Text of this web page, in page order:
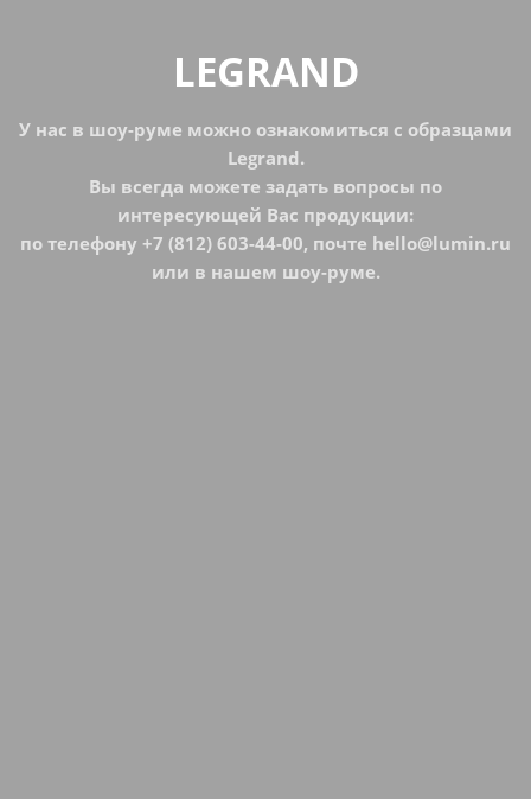
LEGRAND
У нас в шоу-руме можно ознакомиться с образцами
Legrand.
Вы всегда можете задать вопросы по
интересующей Вас продукции:
по телефону +7 (812) 603-44-00, почте hello@lumin.ru
или в нашем шоу-руме.